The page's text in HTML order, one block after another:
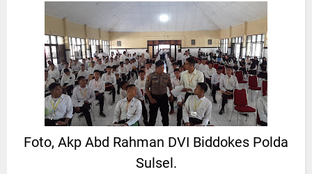
Foto, Akp Abd Rahman DVI Biddokes Polda
Sulsel.